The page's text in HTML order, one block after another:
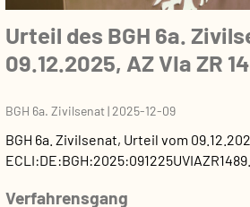
Urteil des BGH 6a.
09.12.2025, AZ VIa ZR
BGH 6a. Zivilsenat|2025-12-09
BGH 6a. Zivilsenat, Urteil vom
Verfahrensgang